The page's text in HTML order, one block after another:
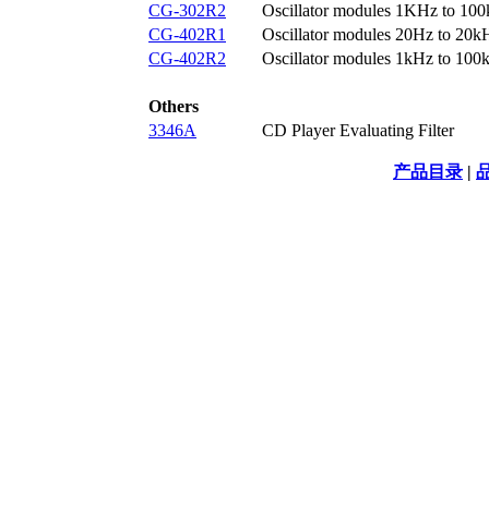
CG-302R2
Oscillator modules 1KHz to
CG-402R1
Oscillator modules 20Hz to
CG-402R2
Oscillator modules 1kHz to
Others
3346A
CD Player Evaluating Filter
产品目录 |